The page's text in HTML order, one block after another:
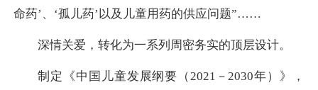
命药’、‘孤儿药’以及儿童用药的供应问题”……
深情关爱，转化为一系列周密务实的顶层设计。
制定《中国儿童发展纲要（2021－2030年）》，